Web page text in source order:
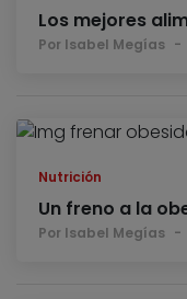
Los mejores
Por Isabel Megías
Nutrición
Un freno a la
Por Isabel Megías